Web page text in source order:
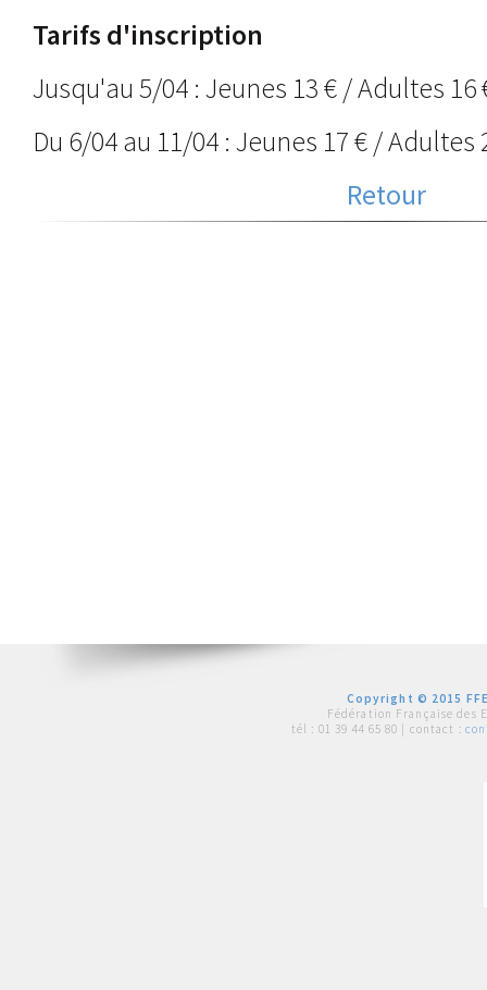
Tarifs d'inscription
Jusqu'au 5/04 : Jeunes 13 € / Adultes 16
Du 6/04 au 11/04 : Jeunes 17 € / Adultes
Retour
Copyright © 2015
Fédération Française des
tél : 01 39 44 65 80 | contact :